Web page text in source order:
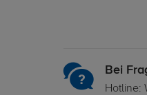
Bei
Hotline: